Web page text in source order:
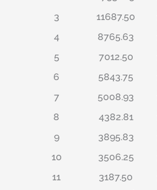
3
11687.50
4
8765.63
5
7012.50
6
5843.75
7
5008.93
8
4382.81
9
3895.83
10
3506.25
11
3187.50